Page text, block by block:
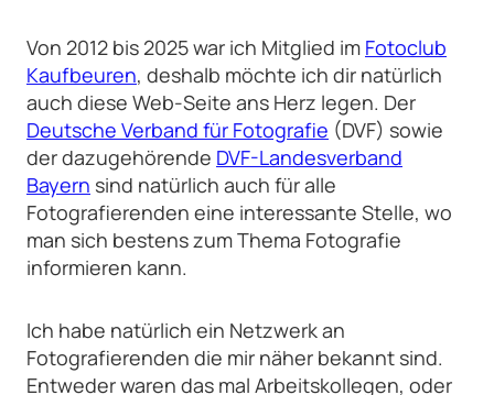
Von 2012 bis 2025 war ich Mitglied im Fotoclub
Kaufbeuren, deshalb möchte ich dir natürlich
auch diese Web-Seite ans Herz legen. Der
Deutsche Verband für Fotografie (DVF) sowie
der dazugehörende DVF-Landesverband
Bayern sind natürlich auch für alle
Fotografierenden eine interessante Stelle, wo
man sich bestens zum Thema Fotografie
informieren kann.
Ich habe natürlich ein Netzwerk an
Fotografierenden die mir näher bekannt sind.
Entweder waren das mal Arbeitskollegen, oder